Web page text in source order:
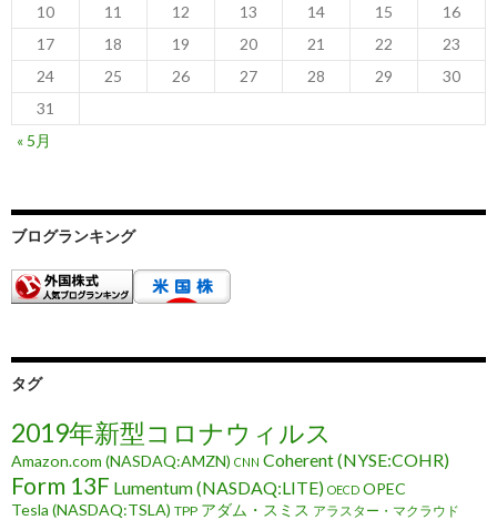
10
11 12 13 14 15
16
17
18 19 20 21 22
23
24
25 26 27 28 29
30
31
« 5月
ブログランキング
タグ
2019年新型コロナウィルス
Amazon.com (NASDAQ:AMZN) CNN Coherent (NYSE:COHR)
Form 13F Lumentum (NASDAQ:LITE) OECD OPEC
Tesla (NASDAQ:TSLA) TPP アダム・スミス アラスター・マクラウド